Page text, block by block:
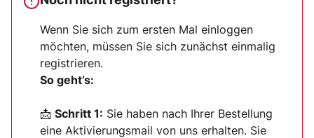
Wenn Sie sich zum ersten Mal einloggen
möchten, müssen Sie sich zunächst einmalig
registrieren.
So geht’s:
📩 Schritt 1: Sie haben nach Ihrer Bestellung
eine Aktivierungsmail von uns erhalten. Sie